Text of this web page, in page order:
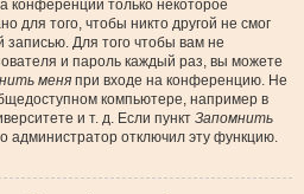
конференции только некоторое
для того, чтобы никто другой не смог
записью. Для того чтобы вам не
и пароль каждый раз, вы можете
меня при входе на конференцию. Не
компьютере, например в
и т. д. Если пункт Запомнить
администратор отключил эту функцию.